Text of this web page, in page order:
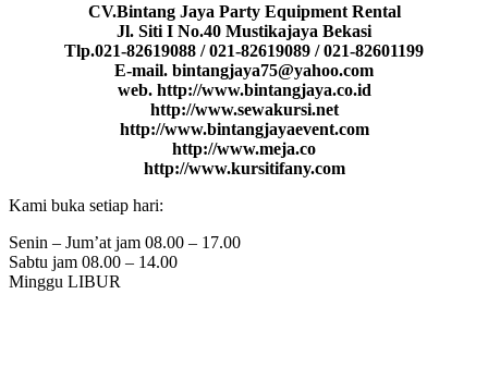
CV.Bintang Jaya Party Equipment Rental
Jl. Siti I No.40 Mustikajaya Bekasi
Tlp.021-82619088 / 021-82619089 / 021-82601199
E-mail. bintangjaya75@yahoo.com
web. http://www.bintangjaya.co.id
http://www.sewakursi.net
http://www.bintangjayaevent.com
http://www.meja.co
http://www.kursitifany.com
Kami buka setiap hari:
Senin – Jum’at jam 08.00 – 17.00
Sabtu jam 08.00 – 14.00
Minggu LIBUR